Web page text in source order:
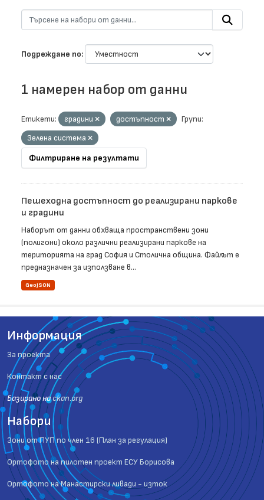
Подреждане по
1 намерен набор от данни
Етикети: градини достъпност
Групи:
Зелена система
Филтриране на резултати
Пешеходна достъпност до реализирани паркове
и градини
Наборът от данни обхваща пространствени зони
(полигони) около различни реализирани паркове на
територията на град София и Столична община. Файлът е
предназначен за използване в...
GeoJSON
Информация
За проекта
Контакт с нас
Базиранo наckan.org
Набори
Зони от ПУП по член 16 (План за регулация)
Ортофото на пилотен проект ЕСУ Борисова
Ортофото на Манастирски ливади - изток